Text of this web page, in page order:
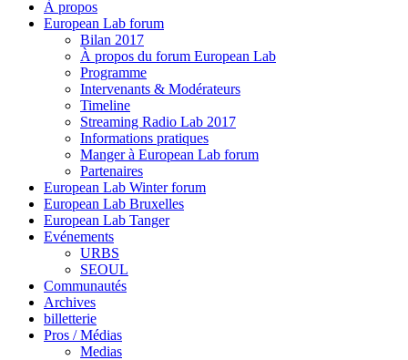
À propos
European Lab forum
Bilan 2017
À propos du forum European Lab
Programme
Intervenants & Modérateurs
Timeline
Streaming Radio Lab 2017
Informations pratiques
Manger à European Lab forum
Partenaires
European Lab Winter forum
European Lab Bruxelles
European Lab Tanger
Evénements
URBS
SEOUL
Communautés
Archives
billetterie
Pros / Médias
Medias